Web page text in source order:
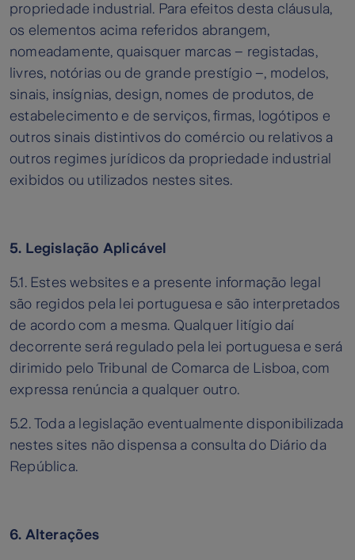
propriedade industrial. Para efeitos desta cláusula,
os elementos acima referidos abrangem,
nomeadamente, quaisquer marcas – registadas,
livres, notórias ou de grande prestígio –, modelos,
sinais, insígnias, design, nomes de produtos, de
estabelecimento e de serviços, firmas, logótipos e
outros sinais distintivos do comércio ou relativos a
outros regimes jurídicos da propriedade industrial
exibidos ou utilizados nestes sites.
5. Legislação Aplicável
5.1. Estes websites e a presente informação legal
são regidos pela lei portuguesa e são interpretados
de acordo com a mesma. Qualquer litígio daí
decorrente será regulado pela lei portuguesa e será
dirimido pelo Tribunal de Comarca de Lisboa, com
expressa renúncia a qualquer outro.
5.2. Toda a legislação eventualmente disponibilizada
nestes sites não dispensa a consulta do Diário da
República.
6. Alterações